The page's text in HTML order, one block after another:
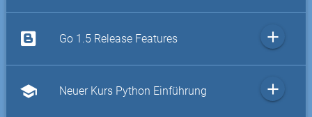
Go 1.5 Release Features add
school Neuer Kurs Python Einführung add